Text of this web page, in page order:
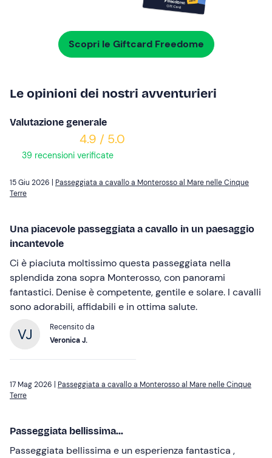
Scopri le Giftcard Freedome
Le opinioni dei nostri avventurieri
Valutazione generale
4.9 / 5.0
39 recensioni verificate
15 Giu 2026 | Passeggiata a cavallo a Monterosso al Mare nelle Cinque
Terre
Una piacevole passeggiata a cavallo in un paesaggio
incantevole
Ci è piaciuta moltissimo questa passeggiata nella
splendida zona sopra Monterosso, con panorami
fantastici. Denise è competente, gentile e solare. I cavalli
sono adorabili, affidabili e in ottima salute.
Recensito da
Veronica J.
17 Mag 2026 | Passeggiata a cavallo a Monterosso al Mare nelle Cinque
Terre
Passeggiata bellissima...
Passeggiata bellissima e un esperienza fantastica ,